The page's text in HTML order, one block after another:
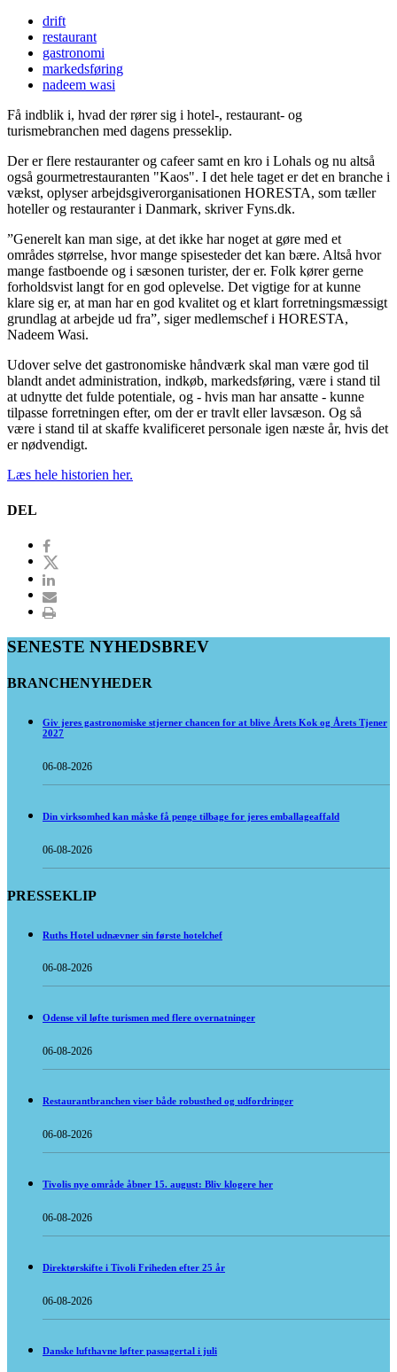
drift
restaurant
gastronomi
markedsføring
nadeem wasi
Få indblik i, hvad der rører sig i hotel-, restaurant- og
turismebranchen med dagens presseklip.
Der er flere restauranter og cafeer samt en kro i Lohals og nu altså
også gourmetrestauranten "Kaos". I det hele taget er det en branche i
vækst, oplyser arbejdsgiverorganisationen HORESTA, som tæller
hoteller og restauranter i Danmark, skriver Fyns.dk.
”Generelt kan man sige, at det ikke har noget at gøre med et
områdes størrelse, hvor mange spisesteder det kan bære. Altså hvor
mange fastboende og i sæsonen turister, der er. Folk kører gerne
forholdsvist langt for en god oplevelse. Det vigtige for at kunne
klare sig er, at man har en god kvalitet og et klart forretningsmæssigt
grundlag at arbejde ud fra”, siger medlemschef i HORESTA,
Nadeem Wasi.
Udover selve det gastronomiske håndværk skal man være god til
blandt andet administration, indkøb, markedsføring, være i stand til
at udnytte det fulde potentiale, og - hvis man har ansatte - kunne
tilpasse forretningen efter, om der er travlt eller lavsæson. Og så
være i stand til at skaffe kvalificeret personale igen næste år, hvis det
er nødvendigt.
Læs hele historien her.
DEL
SENESTE NYHEDSBREV
BRANCHENYHEDER
Giv jeres gastronomiske stjerner chancen for at blive Årets Kok og Årets Tjener
2027
06-08-2026
Din virksomhed kan måske få penge tilbage for jeres emballageaffald
06-08-2026
PRESSEKLIP
Ruths Hotel udnævner sin første hotelchef
06-08-2026
Odense vil løfte turismen med flere overnatninger
06-08-2026
Restaurantbranchen viser både robusthed og udfordringer
06-08-2026
Tivolis nye område åbner 15. august: Bliv klogere her
06-08-2026
Direktørskifte i Tivoli Friheden efter 25 år
06-08-2026
Danske lufthavne løfter passagertal i juli